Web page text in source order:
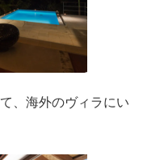
、海外のヴィラにい